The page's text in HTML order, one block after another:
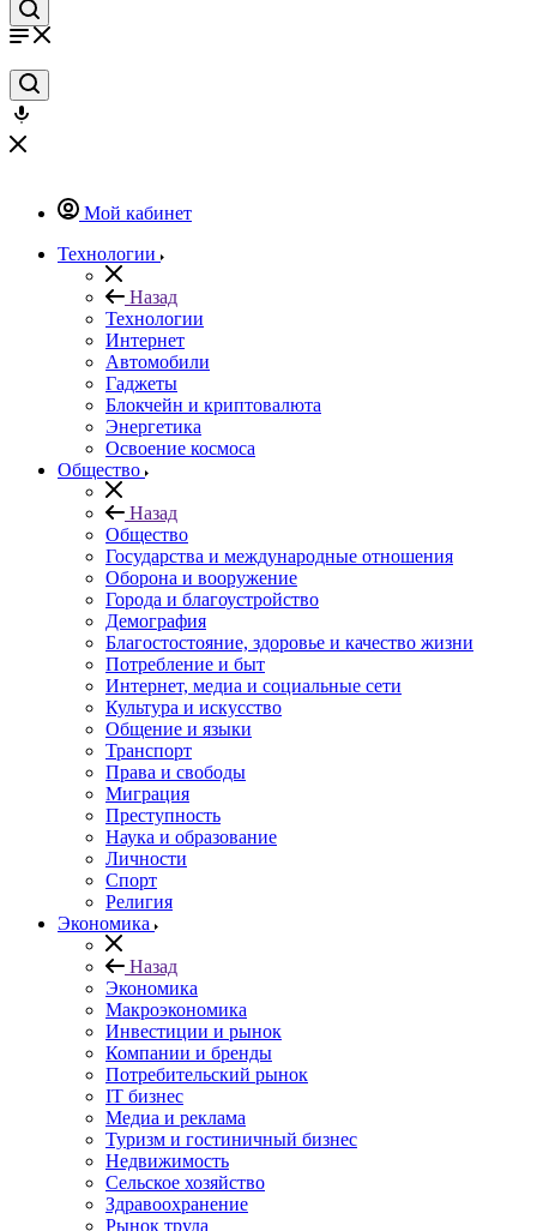
Мой кабинет
Технологии
Назад
Технологии
Интернет
Автомобили
Гаджеты
Блокчейн и криптовалюта
Энергетика
Освоение космоса
Общество
Назад
Общество
Государства и международные отношения
Оборона и вооружение
Города и благоустройство
Демография
Благостостояние, здоровье и качество жизни
Потребление и быт
Интернет, медиа и социальные сети
Культура и искусство
Общение и языки
Транспорт
Права и свободы
Миграция
Преступность
Наука и образование
Личности
Спорт
Религия
Экономика
Назад
Экономика
Макроэкономика
Инвестиции и рынок
Компании и бренды
Потребительский рынок
IT бизнес
Медиа и реклама
Туризм и гостиничный бизнес
Недвижимость
Сельское хозяйство
Здравоохранение
Рынок труда